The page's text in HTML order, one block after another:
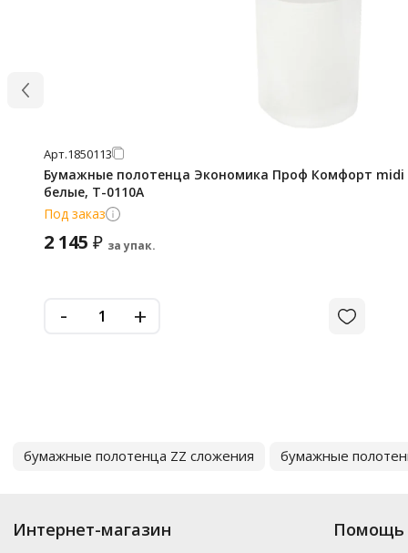
Арт.1850113
Бумажные полотенца Экономика Проф Комфорт midi
белые, Т-0110А
Под заказ
2 145 ₽ за упак.
- +
бумажные полотенца ZZ сложения бумажные
Интернет-магазин Помощь